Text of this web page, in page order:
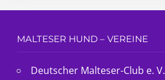
MALTESER HUND – VEREINE
Deutscher Malteser-Club e. V.